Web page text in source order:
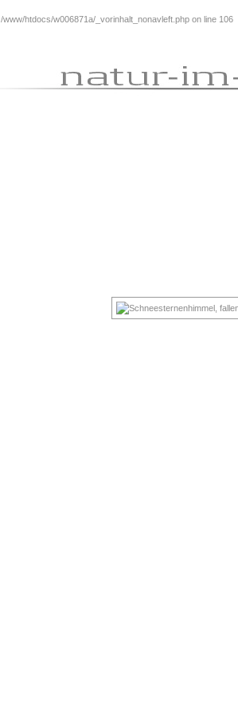
/www/htdocs/w006871a/_vorinhalt_nonavleft.php on line 106